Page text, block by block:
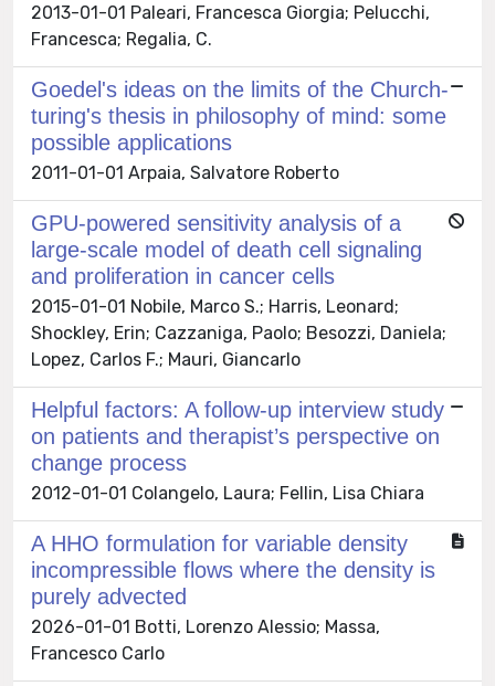
2013-01-01 Paleari, Francesca Giorgia; Pelucchi,
Francesca; Regalia, C.
Goedel's ideas on the limits of the Church-
turing's thesis in philosophy of mind: some
possible applications
2011-01-01 Arpaia, Salvatore Roberto
GPU-powered sensitivity analysis of a
large-scale model of death cell signaling
and proliferation in cancer cells
2015-01-01 Nobile, Marco S.; Harris, Leonard;
Shockley, Erin; Cazzaniga, Paolo; Besozzi, Daniela;
Lopez, Carlos F.; Mauri, Giancarlo
Helpful factors: A follow-up interview study
on patients and therapist’s perspective on
change process
2012-01-01 Colangelo, Laura; Fellin, Lisa Chiara
A HHO formulation for variable density
incompressible flows where the density is
purely advected
2026-01-01 Botti, Lorenzo Alessio; Massa,
Francesco Carlo